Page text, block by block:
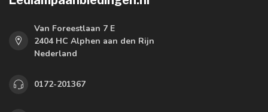
Van Foreestlaan 7 E
2404 HC Alphen aan den Rijn
Nederland
0172-201367